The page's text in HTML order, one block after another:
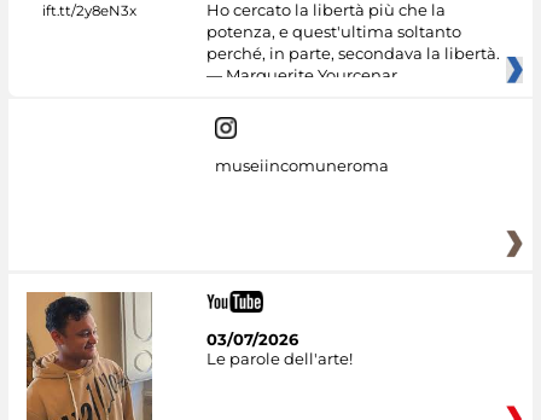
Ho cercato la libertà più che la
potenza, e quest'ultima soltanto
perché, in parte, secondava la libertà.
— Marguerite Yourcenar
museiincomuneroma
03/07/2026
Le parole dell'arte!